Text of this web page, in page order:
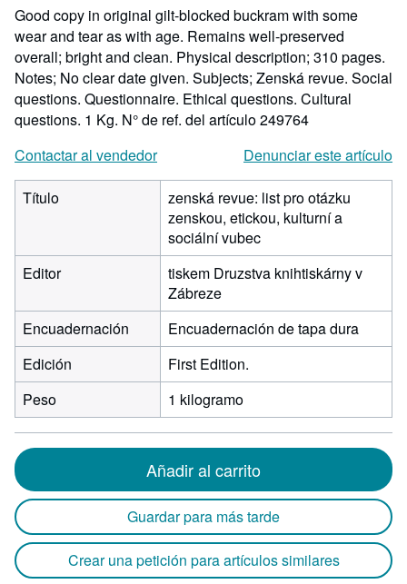
estrellas
Good copy in original gilt-blocked buckram with some
wear and tear as with age. Remains well-preserved
overall; bright and clean. Physical description; 310 pages.
Notes; No clear date given. Subjects; Zenská revue. Social
questions. Questionnaire. Ethical questions. Cultural
questions. 1 Kg. N° de ref. del artículo 249764
Contactar al vendedor
Denunciar este artículo
Título
zenská revue: list pro otázku
zenskou, etickou, kulturní a
sociální vubec
Editor
tiskem Druzstva knihtiskárny v
Zábreze
Encuadernación
Encuadernación de tapa dura
Edición
First Edition.
Peso
1 kilogramo
Añadir al carrito
Guardar para más tarde
Crear una petición para artículos similares